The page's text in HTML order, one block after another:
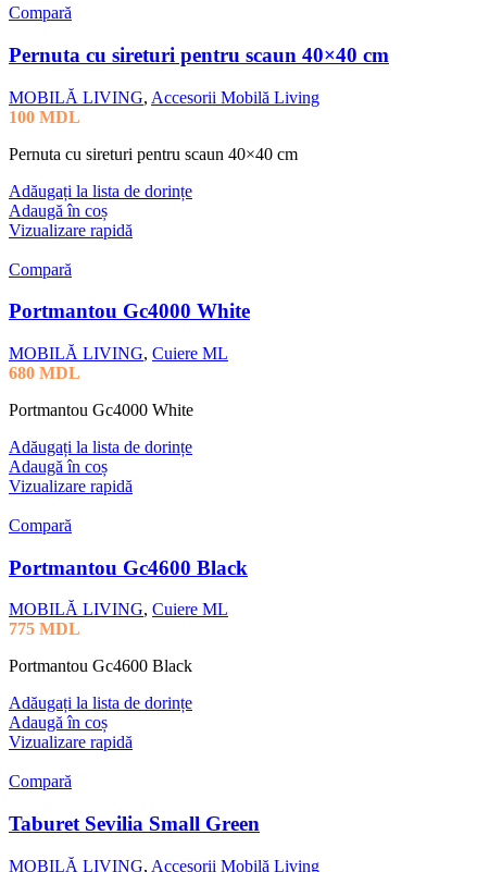
Compară
Pernuta cu sireturi pentru scaun 40×40 cm
MOBILĂ LIVING, Accesorii Mobilă Living
100 MDL
Pernuta cu sireturi pentru scaun 40×40 cm
Adăugați la lista de dorințe
Adaugă în coș
Vizualizare rapidă
Compară
Portmantou Gc4000 White
MOBILĂ LIVING, Cuiere ML
680 MDL
Portmantou Gc4000 White
Adăugați la lista de dorințe
Adaugă în coș
Vizualizare rapidă
Compară
Portmantou Gc4600 Black
MOBILĂ LIVING, Cuiere ML
775 MDL
Portmantou Gc4600 Black
Adăugați la lista de dorințe
Adaugă în coș
Vizualizare rapidă
Compară
Taburet Sevilia Small Green
MOBILĂ LIVING, Accesorii Mobilă Living